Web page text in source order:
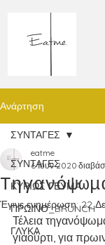
Ανάρτηση
ΣΥΝΤΑΓΕΣ
ΚΥΡΙΩΣ ΓΕΥΜΑ
ΠΡΩΙΝΟ_BRUNCH
ΓΛΥΚΑ
ΣΥΝΤΑΓΕΣ
eatme
6 Ιουν 2020
Έγινε ενημέρωση:22
Τέλεια
γιαούρτι, για